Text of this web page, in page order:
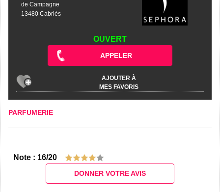
de Campagne
13480 Cabriès
OUVERT
APPELER
AJOUTER À
MES FAVORIS
PARFUMERIE
Note : 16/20
DONNER VOTRE AVIS